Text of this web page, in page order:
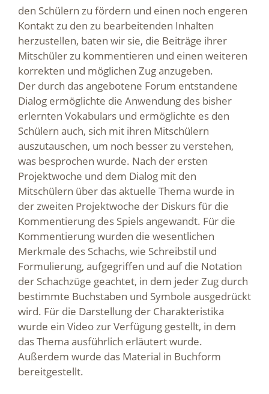
den Schülern zu fördern und einen noch engeren
Kontakt zu den zu bearbeitenden Inhalten
herzustellen, baten wir sie, die Beiträge ihrer
Mitschüler zu kommentieren und einen weiteren
korrekten und möglichen Zug anzugeben.
Der durch das angebotene Forum entstandene
Dialog ermöglichte die Anwendung des bisher
erlernten Vokabulars und ermöglichte es den
Schülern auch, sich mit ihren Mitschülern
auszutauschen, um noch besser zu verstehen,
was besprochen wurde. Nach der ersten
Projektwoche und dem Dialog mit den
Mitschülern über das aktuelle Thema wurde in
der zweiten Projektwoche der Diskurs für die
Kommentierung des Spiels angewandt. Für die
Kommentierung wurden die wesentlichen
Merkmale des Schachs, wie Schreibstil und
Formulierung, aufgegriffen und auf die Notation
der Schachzüge geachtet, in dem jeder Zug durch
bestimmte Buchstaben und Symbole ausgedrückt
wird. Für die Darstellung der Charakteristika
wurde ein Video zur Verfügung gestellt, in dem
das Thema ausführlich erläutert wurde.
Außerdem wurde das Material in Buchform
bereitgestellt.